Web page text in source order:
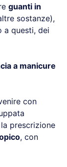
guanti in
sostanze),
a questi, dei
a manicure
con
prescrizione
, con